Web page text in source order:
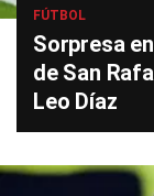
FÚTBOL
Sorpresa
de San
Leo Díaz